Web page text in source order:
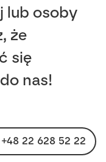
lub osoby
że
się
nas!
+48 22 628 52 22